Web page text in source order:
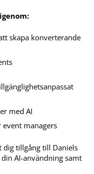
skapa konverterande
med AI
managers
dig tillgång till Daniels
AI-användning samt